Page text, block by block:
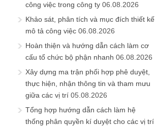
công việc trong công ty 06.08.2026
Khảo sát, phân tích và mục đích thiết kế
mô tả công việc 06.08.2026
Hoàn thiện và hướng dẫn cách làm cơ
cấu tổ chức bộ phận nhanh 06.08.2026
Xây dựng ma trận phối hợp phê duyệt,
thực hiện, nhận thông tin và tham mưu
giữa các vị trí 05.08.2026
Tổng hợp hướng dẫn cách làm hệ
thống phân quyền kí duyệt cho các vị trí